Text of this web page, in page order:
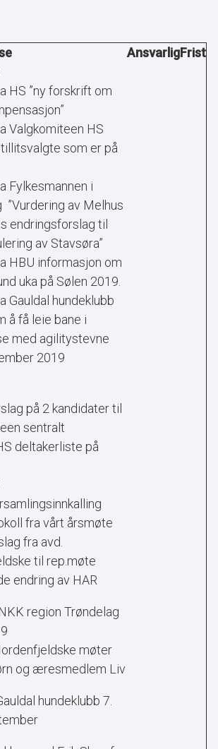
AnsvarligFrist
HS ”ny forskrift om
Valgkomiteen HS
som er på
Fylkesmannen i
”Vurdering av Melhus
endringsforslag til
av Stavsøra”
HBU informasjon om
uka på Sølen 2019.
Gauldal hundeklubb
å få leie bane i
med agilitystevne
2019
på 2 kandidater til
sentralt
deltakerliste på
fra vårt årsmøte
fra avd.
til rep.møte
endring av HAR
region Trøndelag
møter
og æresmedlem Liv
hundeklubb 7.